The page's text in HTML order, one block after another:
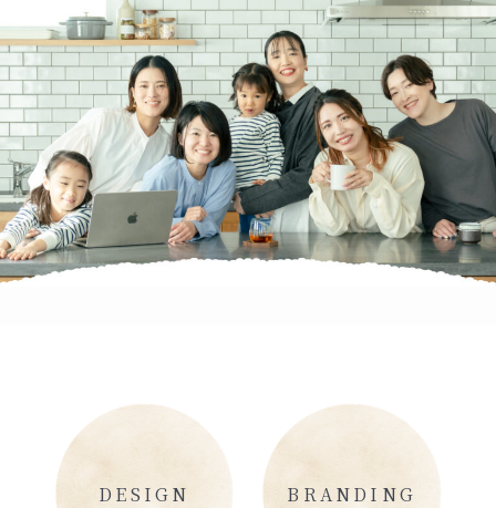
DESIGN BRANDING